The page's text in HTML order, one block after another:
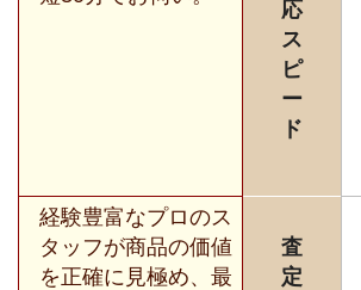
応
ス
ピ
ー
ド
経験豊富なプロのス
タッフが商品の価値
を正確に見極め、最
査
定